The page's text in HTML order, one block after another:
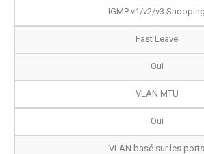
IGMP v1/v2/v3 Snooping
Fast Leave
Oui
VLAN MTU
Oui
VLAN basé sur les ports